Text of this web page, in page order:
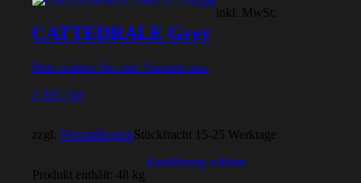
CATTEDRALE Grey
Bitte wählen Sie eine Variante aus.
1,31€ /kg
inkl. MwSt.
zzgl. VersandkostenStückfracht 15-25 Werktage
Produkt enthält: 48 kg
Ausführung wählen